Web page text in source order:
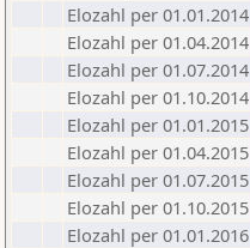
Elozahl per 01.01.2014
Elozahl per 01.04.2014
Elozahl per 01.07.2014
Elozahl per 01.10.2014
Elozahl per 01.01.2015
Elozahl per 01.04.2015
Elozahl per 01.07.2015
Elozahl per 01.10.2015
Elozahl per 01.01.2016